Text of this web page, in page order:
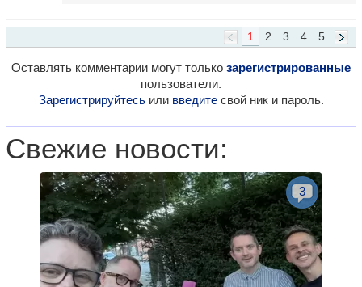
5
4
3
2
1
Оставлять комментарии могут только зарегистрированные
пользователи.
Зарегистрируйтесьили введитесвой ник и пароль.
Свежие новости:
3